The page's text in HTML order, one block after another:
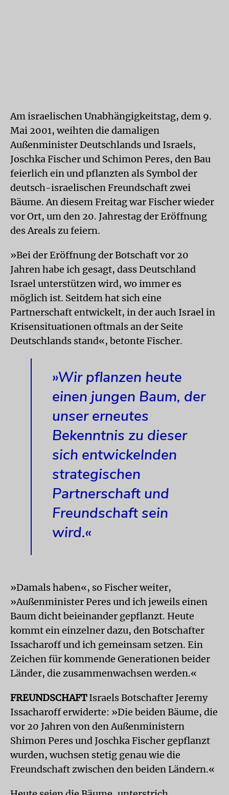
Am israelischen Unabhängigkeitstag, dem 9.
Mai 2001, weihten die damaligen
Außenminister Deutschlands und Israels,
Joschka Fischer und Schimon Peres, den Bau
feierlich ein und pflanzten als Symbol der
deutsch-israelischen Freundschaft zwei
Bäume. An diesem Freitag war Fischer wieder
vor Ort, um den 20. Jahrestag der Eröffnung
des Areals zu feiern.
»Bei der Eröffnung der Botschaft vor 20
Jahren habe ich gesagt, dass Deutschland
Israel unterstützen wird, wo immer es
möglich ist. Seitdem hat sich eine
Partnerschaft entwickelt, in der auch Israel in
Krisensituationen oftmals an der Seite
Deutschlands stand«, betonte Fischer.
»Wir pflanzen heute
einen jungen Baum, der
unser erneutes
Bekenntnis zu dieser
sich entwickelnden
strategischen
Partnerschaft und
Freundschaft sein
wird.«
»Damals haben«, so Fischer weiter,
»Außenminister Peres und ich jeweils einen
Baum dicht beieinander gepflanzt. Heute
kommt ein einzelner dazu, den Botschafter
Issacharoff und ich gemeinsam setzen. Ein
Zeichen für kommende Generationen beider
Länder, die zusammenwachsen werden.«
FREUNDSCHAFTIsraels Botschafter Jeremy
Issacharoff erwiderte: »Die beiden Bäume, die
vor 20 Jahren von den Außenministern
Shimon Peres und Joschka Fischer gepflanzt
wurden, wuchsen stetig genau wie die
Freundschaft zwischen den beiden Ländern.«